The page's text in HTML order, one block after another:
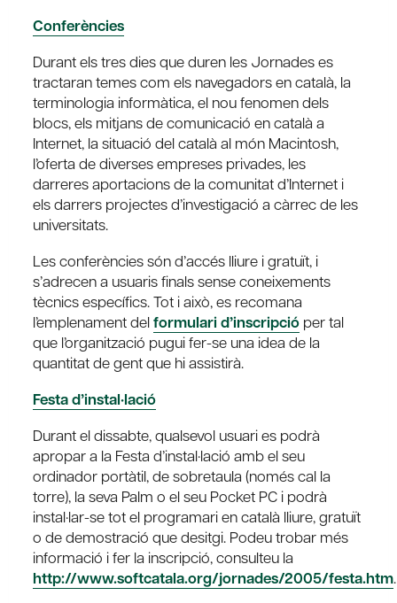
Conferències
Durant els tres dies que duren les Jornades es
tractaran temes com els navegadors en català, la
terminologia informàtica, el nou fenomen dels
blocs, els mitjans de comunicació en català a
Internet, la situació del català al món Macintosh,
l’oferta de diverses empreses privades, les
darreres aportacions de la comunitat d’Internet i
els darrers projectes d’investigació a càrrec de les
universitats.
Les conferències són d’accés lliure i gratuït, i
s’adrecen a usuaris finals sense coneixements
tècnics específics. Tot i això, es recomana
l’emplenament delformulari d’inscripció per tal
que l’organització pugui fer-se una idea de la
quantitat de gent que hi assistirà.
Festa d’instal·lació
Durant el dissabte, qualsevol usuari es podrà
apropar a la Festa d’instal·lació amb el seu
ordinador portàtil, de sobretaula (només cal la
torre), la seva Palm o el seu Pocket PC i podrà
instal·lar-se tot el programari en català lliure, gratuït
o de demostració que desitgi. Podeu trobar més
informació i fer la inscripció, consulteu la
http://www.softcatala.org/jornades/2005/festa.htm.